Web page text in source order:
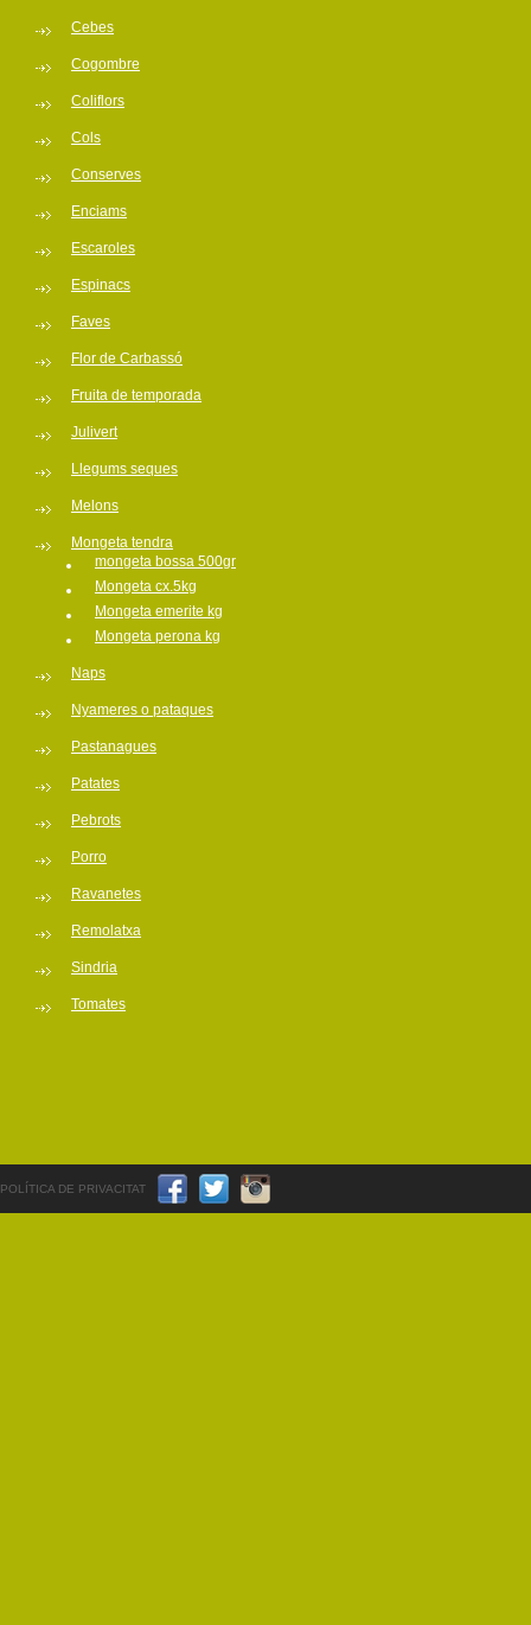
Cebes
Cogombre
Coliflors
Cols
Conserves
Enciams
Escaroles
Espinacs
Faves
Flor de Carbassó
Fruita de temporada
Julivert
Llegums seques
Melons
Mongeta tendra
mongeta bossa 500gr
Mongeta cx.5kg
Mongeta emerite kg
Mongeta perona kg
Naps
Nyameres o pataques
Pastanagues
Patates
Pebrots
Porro
Ravanetes
Remolatxa
Sindria
Tomates
POLÍTICA DE PRIVACITAT